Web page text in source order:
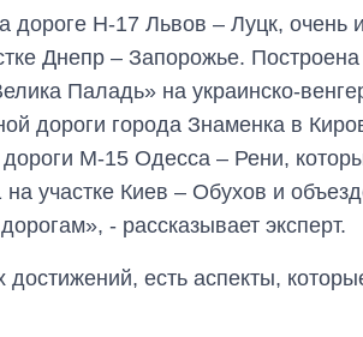
Н-17 Львов – Луцк, очень
Днепр – Запорожье.
Паладь» на украинско-
дороги города Знаменка в
М-15 Одесса – Рени,
участке Киев – Обухов и
- рассказывает эксперт.
есть аспекты,